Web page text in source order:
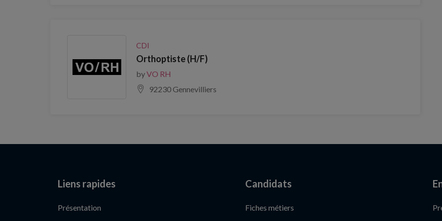
CDI
Orthoptiste (H/F)
byVO RH
92230 Gennevilliers
Liens rapides
Présentation
Candidats
Fiches métiers